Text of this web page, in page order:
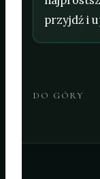
przyjdź i
DO GÓRY